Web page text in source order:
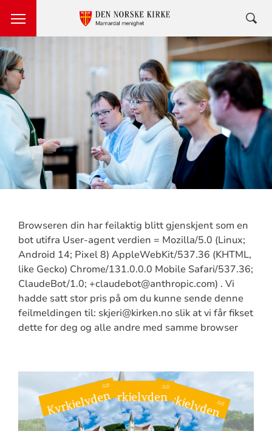
Browseren din har feilaktig blitt gjenskjent som en
bot utifra User-agent verdien = Mozilla/5.0 (Linux;
Android 14; Pixel 8) AppleWebKit/537.36 (KHTML,
like Gecko) Chrome/131.0.0.0 Mobile Safari/537.36;
ClaudeBot/1.0; +claudebot@anthropic.com) . Vi
hadde satt stor pris på om du kunne sende denne
feilmeldingen til: skjeri@kirken.no slik at vi får fikset
dette for deg og alle andre med samme browser